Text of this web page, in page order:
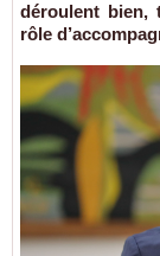
déroulent bien,
rôle